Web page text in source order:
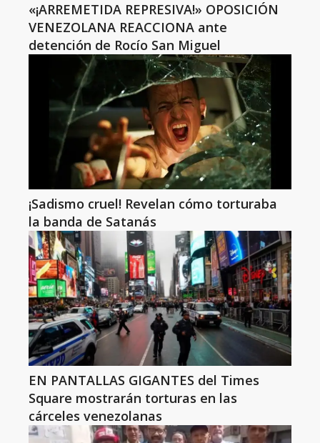
«¡ARREMETIDA REPRESIVA!» OPOSICIÓN
VENEZOLANA REACCIONA ante
detención de Rocío San Miguel
¡Sadismo cruel! Revelan cómo torturaba
la banda de Satanás
EN PANTALLAS GIGANTES del Times
Square mostrarán torturas en las
cárceles venezolanas